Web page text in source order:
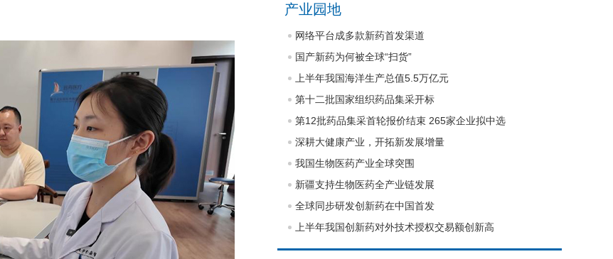
产业园地
网络平台成多款新药首发渠道
国产新药为何被全球“扫货”
上半年我国海洋生产总值5.5万亿元
第十二批国家组织药品集采开标
第12批药品集采首轮报价结束 265家企业拟中选
深耕大健康产业，开拓新发展增量
我国生物医药产业全球突围
新疆支持生物医药全产业链发展
全球同步研发创新药在中国首发
上半年我国创新药对外技术授权交易额创新高